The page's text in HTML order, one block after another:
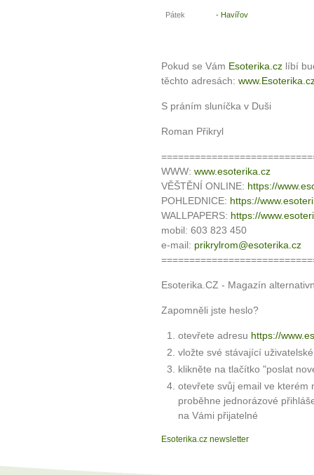
Pátek - Havířov
Pokud se Vám Esoterika.cz líbí
těchto adresách:
S práním sluníčka v Duši
Roman Přikryl
WWW: www.esoterika.cz
VĚŠTĚNÍ ONLINE: https://
POHLEDNICE: https://
WALLPAPERS: https://
mobil: 603 823 450
e-mail: prikrylrom@esoterika.cz
Esoterika.CZ - Magazín
Zapomněli jste heslo?
otevřete adresu https://
vložte své stávající
klikněte na tlačítko "poslat
otevřete svůj email ve kterém
proběhne jednorázové
na Vámi přijatelné
Esoterika.cz newsletter